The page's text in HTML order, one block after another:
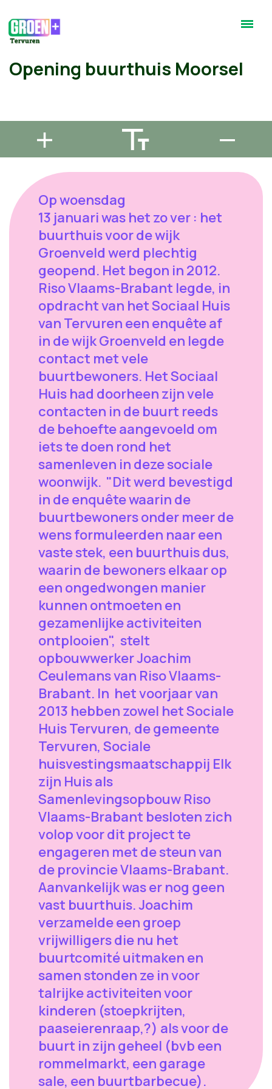
Opening buurthuis Moorsel
Op woensdag
13 januari was het zo ver : het
buurthuis voor de wijk
Groenveld werd plechtig
geopend. Het begon in 2012.
Riso Vlaams-Brabant legde, in
opdracht van het Sociaal Huis
van Tervuren een enquête af
in de wijk Groenveld en legde
contact met vele
buurtbewoners. Het Sociaal
Huis had doorheen zijn vele
contacten in de buurt reeds
de behoefte aangevoeld om
iets te doen rond het
samenleven in deze sociale
woonwijk. "Dit werd bevestigd
in de enquête waarin de
buurtbewoners onder meer de
wens formuleerden naar een
vaste stek, een buurthuis dus,
waarin de bewoners elkaar op
een ongedwongen manier
kunnen ontmoeten en
gezamenlijke activiteiten
ontplooien", stelt
opbouwwerker Joachim
Ceulemans van Riso Vlaams-
Brabant. In het voorjaar van
2013 hebben zowel het Sociale
Huis Tervuren, de gemeente
Tervuren, Sociale
huisvestingsmaatschappij Elk
zijn Huis als
Samenlevingsopbouw Riso
Vlaams-Brabant besloten zich
volop voor dit project te
engageren met de steun van
de provincie Vlaams-Brabant.
Aanvankelijk was er nog geen
vast buurthuis. Joachim
verzamelde een groep
vrijwilligers die nu het
buurtcomité uitmaken en
samen stonden ze in voor
talrijke activiteiten voor
kinderen (stoepkrijten,
paaseierenraap,?) als voor de
buurt in zijn geheel (bvb een
rommelmarkt, een garage
sale, een buurtbarbecue).